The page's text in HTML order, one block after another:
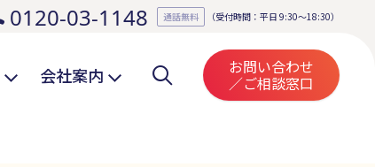
0120-03-1148 通話無料 （受付時間：平日 9:30～18:30）
会社案内 お問い合わせ
／ご相談窓口